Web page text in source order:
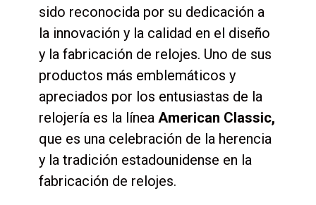
sido reconocida por su dedicación a
la innovación y la calidad en el diseño
y la fabricación de relojes. Uno de sus
productos más emblemáticos y
apreciados por los entusiastas de la
relojería es la línea American Classic,
que es una celebración de la herencia
y la tradición estadounidense en la
fabricación de relojes.